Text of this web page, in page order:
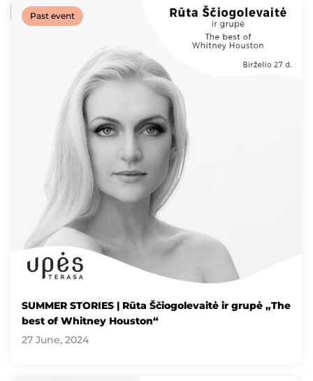
Past event
SUMMER STORIES | Rūta Ščiogolevaitė ir grupė „The
best of Whitney Houston“
27 June, 2024